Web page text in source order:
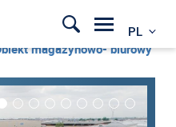
PL
magazynowo- biurowy